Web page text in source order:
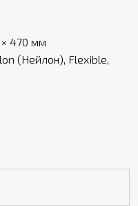
× 470 мм
(Нейлон), Flexible,